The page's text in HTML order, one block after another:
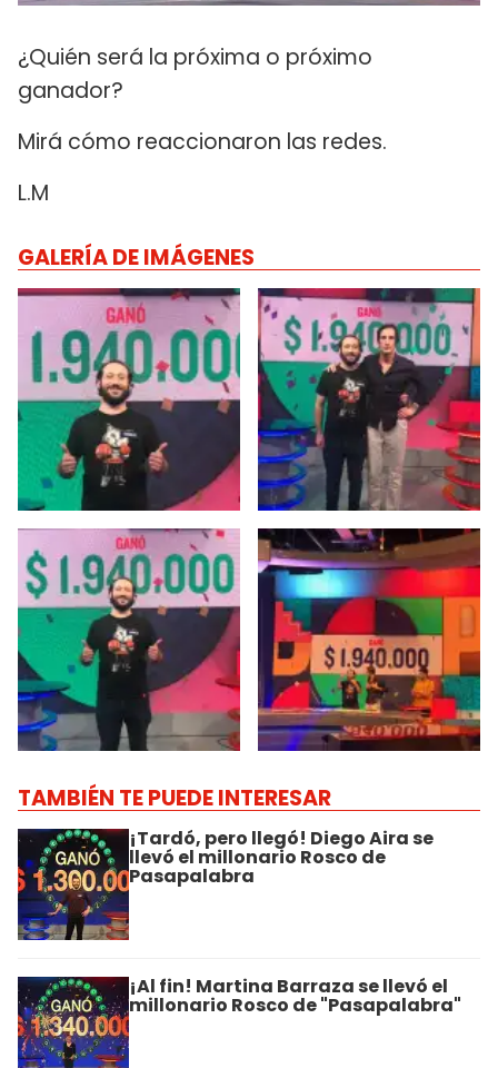
¿Quién será la próxima o próximo
ganador?
Mirá cómo reaccionaron las redes.
L.M
GALERÍA DE IMÁGENES
TAMBIÉN TE PUEDE INTERESAR
¡Tardó, pero llegó! Diego Aira se
llevó el millonario Rosco de
Pasapalabra
¡Al fin! Martina Barraza se llevó el
millonario Rosco de "Pasapalabra"